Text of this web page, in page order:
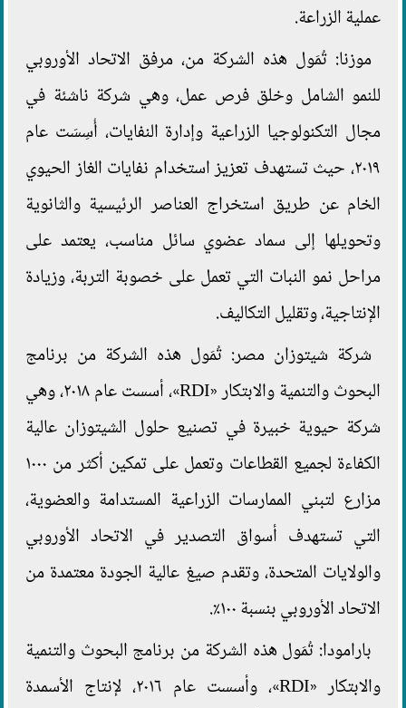
عملية الزراعة.
موزنا: تُمَول هذه الشركة من، مرفق الاتحاد الأوروبي
للنمو الشامل وخلق فرص عمل، وهي شركة ناشئة في
مجال التكنولوجيا الزراعية وإدارة النفايات، أُسِسَت عام
٢٠١٩، حيث تستهدف تعزيز استخدام نفايات الغاز الحيوي
الخام عن طريق استخراج العناصر الرئيسية والثانوية
وتحويلها إلى سماد عضوي سائل مناسب، يعتمد على
مراحل نمو النبات التي تعمل على خصوبة التربة، وزيادة
الإنتاجية، وتقليل التكاليف.
شركة شيتوزان مصر: تُمَول هذه الشركة من برنامج
البحوث والتنمية والابتكار «RDI»، أسست عام ٢٠١٨، وهي
شركة حيوية خبيرة في تصنيع حلول الشيتوزان عالية
الكفاءة لجميع القطاعات وتعمل على تمكين أكثر من ١٠٠٠
مزارع لتبني الممارسات الزراعية المستدامة والعضوية،
التي تستهدف أسواق التصدير في الاتحاد الأوروبي
والولايات المتحدة، وتقدم صيغ عالية الجودة معتمدة من
الاتحاد الأوروبي بنسبة ١٠٠٪.
بارامودا: تُمَول هذه الشركة من برنامج البحوث والتنمية
والابتكار «RDI»، وأسست عام ٢٠١٦، لإنتاج الأسمدة